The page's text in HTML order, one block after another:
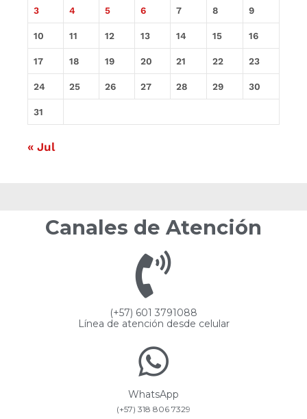
3 4 5 6 7 8 9
10 11 12 13 14 15 16
17 18 19 20 21 22 23
24 25 26 27 28 29 30
31
« Jul
Canales de Atención
(+57) 601 3791088
Línea de atención desde celular
WhatsApp
(+57) 318 806 7329